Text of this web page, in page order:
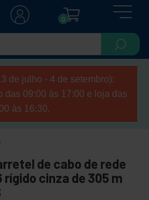
0
de julho - 4 de setembro):
das 09:00 às 17:00 e loja das
às 16:30.
de cabo de rede
cinza de 305 m